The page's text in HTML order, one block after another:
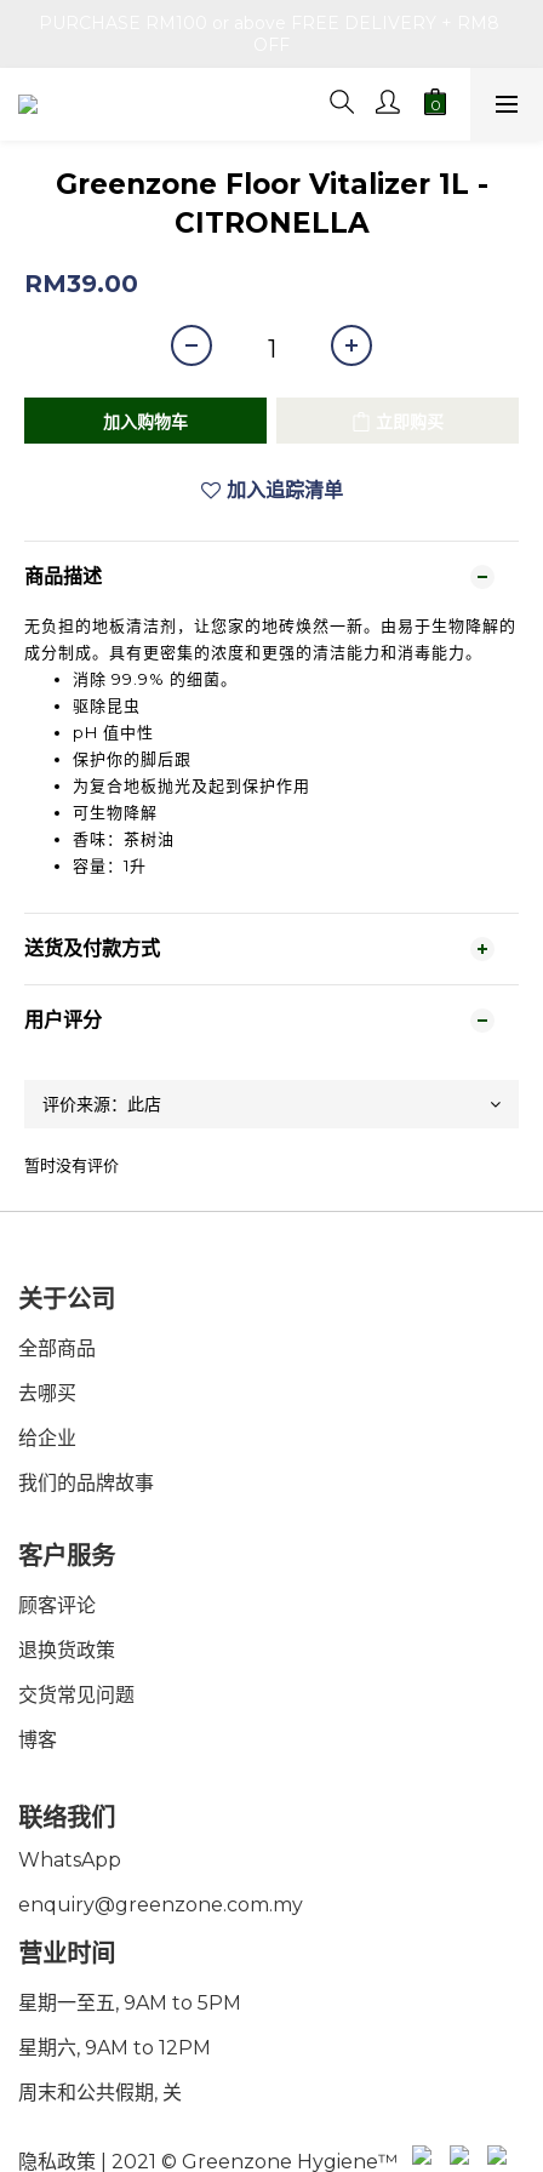
Greenzone Floor Vitalizer 1L -
CITRONELLA
RM39.00
加入购物车
加入追踪清单
商品描述
无负担的地板清洁剂，让您家的地砖焕然一新。由易于生物降解的
成分制成。具有更密集的浓度和更强的清洁能力和消毒能力。
消除 99.9% 的细菌。
驱除昆虫
pH 值中性
保护你的脚后跟
为复合地板抛光及起到保护作用
可生物降解
香味：茶树油
容量：1升
送货及付款方式
用户评分
暂时没有评价
关于公司
全部商品
去哪买
给企业
我们的品牌故事
客户服务
顾客评论
退换货政策
交货常见问题
博客
联络我们
WhatsApp
enquiry@greenzone.com.my
营业时间
星期一至五, 9AM to 5PM
星期六, 9AM to 12PM
周末和公共假期, 关
隐私政策 | 2021 © Greenzone Hygiene™